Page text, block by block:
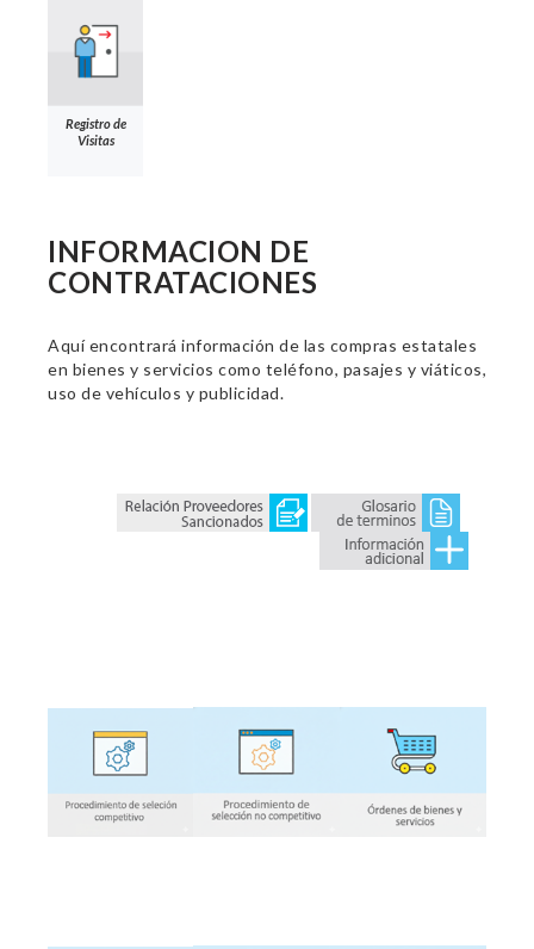
Registro de
Visitas
INFORMACION DE
CONTRATACIONES
Aquí encontrará información de las compras estatales
en bienes y servicios como teléfono, pasajes y viáticos,
uso de vehículos y publicidad.